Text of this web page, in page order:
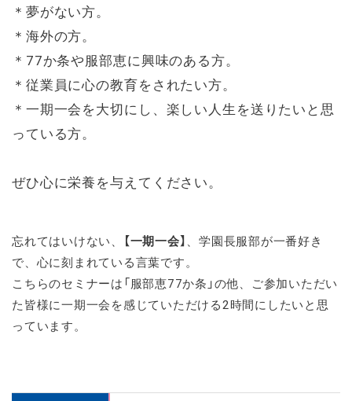
＊夢がない方。
＊海外の方。
＊77か条や服部恵に興味のある方。
＊従業員に心の教育をされたい方。
＊一期一会を大切にし、楽しい人生を送りたいと思
っている方。
ぜひ心に栄養を与えてください。
忘れてはいけない、 【一期一会】、学園長服部が一番好き
で、心に刻まれている言葉です。
こちらのセミナーは「服部恵77か条」の他、ご参加いただい
た皆様に一期一会を感じていただける2時間にしたいと思
っています。